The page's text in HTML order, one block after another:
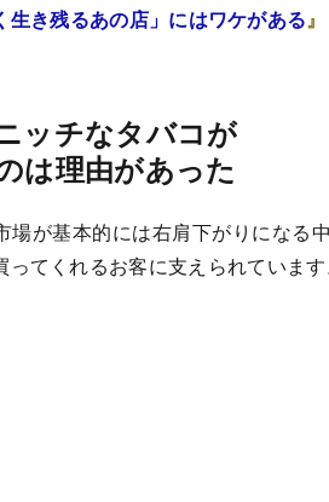
き残るあの店」にはワケがある
ッチなタバコが
は理由があった
が基本的には右肩下がりになる
てくれるお客に支えられています